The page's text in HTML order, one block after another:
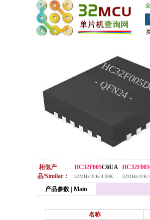
- QFN24 -
相似产
品/Similar：
HC32F005C6UA
32MHz/32K/4.00K
HC32F005
32MHz/32K/
产品参数 | Main
名称